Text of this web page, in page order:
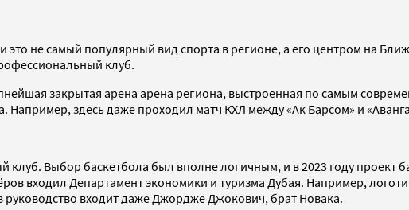
не самый популярный вид спорта в регионе, а его центром на
клуб.
закрытая арена арена региона, выстроенная по самым
здесь даже проходил матч КХЛ между «Ак Барсом» и
Выбор баскетбола был вполне логичным, и в 2023 году проект
входил Департамент экономики и туризма Дубая. Например,
входит даже Джордже Джокович, брат Новака.